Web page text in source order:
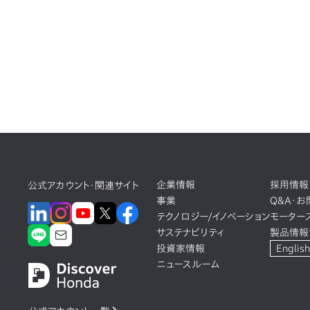
公式アカウント・関連サイト
企業情報
事業
テクノロジー/イノベーション
サステナビリティ
投資家情報
ニュースルーム
採用情報
Q&A・
モーター
製品情報
English